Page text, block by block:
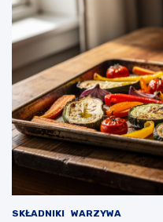
SKŁADNIKI WARZYWA